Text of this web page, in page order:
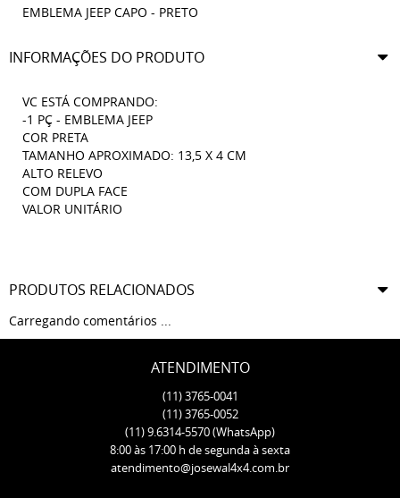
EMBLEMA JEEP CAPO - PRETO
INFORMAÇÕES DO PRODUTO
VC ESTÁ COMPRANDO:
-1 PÇ - EMBLEMA JEEP
COR PRETA
TAMANHO APROXIMADO: 13,5 X 4 CM
ALTO RELEVO
COM DUPLA FACE
VALOR UNITÁRIO
PRODUTOS RELACIONADOS
Carregando comentários ...
ATENDIMENTO
(11)3765-0041
(11)3765-0052
(11)9.6314-5570(WhatsApp)
8:00 às 17:00 h de segunda à sexta
atendimento@josewal4x4.com.br